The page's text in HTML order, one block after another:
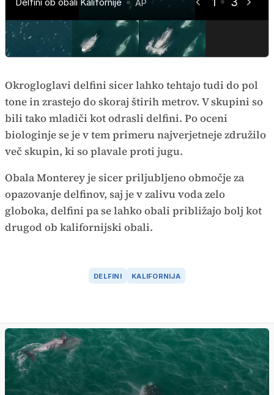
AP
AP
AP
Okrogloglavi delfini sicer lahko tehtajo tudi do pol
tone in zrastejo do skoraj štirih metrov. V skupini so
bili tako mladiči kot odrasli delfini. Po oceni
biologinje se je v tem primeru najverjetneje združilo
več skupin, ki so plavale proti jugu.
Obala Monterey je sicer priljubljeno območje za
opazovanje delfinov, saj je v zalivu voda zelo
globoka, delfini pa se lahko obali približajo bolj kot
drugod ob kalifornijski obali.
DELFINI KALIFORNIJA